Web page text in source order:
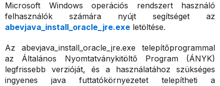
Microsoft Windows operációs rendszert használó
felhasználók számára nyújt segítséget az
abevjava_install_oracle_jre.exe letöltése.
Az abevjava_install_oracle_jre.exe telepítőprogrammal
az Általános Nyomtatványkitöltő Program (ÁNYK)
legfrissebb verzióját, és a használatához szükséges
ingyenes java futtatókörnyezetet telepítheti a